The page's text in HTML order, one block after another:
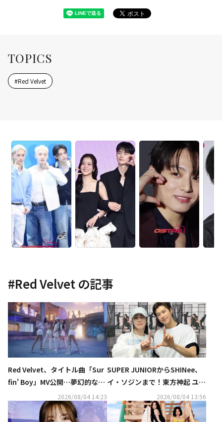
TOPICS
#Red Velvet
#Red Velvet の記事
Red Velvet、タイトル曲「Sur
fin' Boy」MV公開…夢幻的なハ
2026/08/04 14:23
SUPER JUNIORからSHINee、
イ・ソジンまで！東方神起 ユン
ホの初ソロコンサートに豪華芸
能人が集結
2026/08/04 13:56